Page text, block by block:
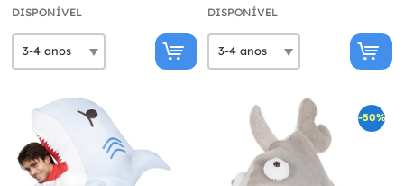
DISPONÍVEL DISPONÍVEL
-50%